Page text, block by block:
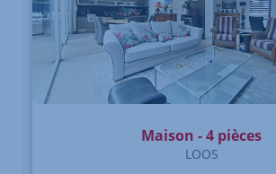
Maison - 4 pièces
LOOS